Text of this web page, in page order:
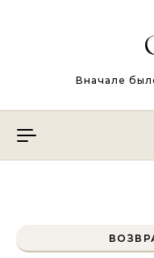
Вначале